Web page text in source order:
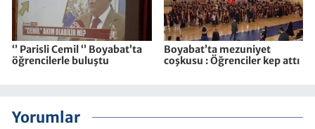
‘’ Parisli Cemil ‘’ Boyabat’ta
öğrencilerle buluştu
Boyabat’ta mezuniyet
coşkusu : Öğrenciler kep attı
Yorumlar